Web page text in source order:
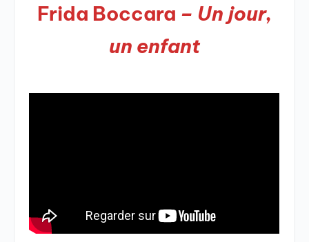
Frida Boccara – Un jour,
un enfant